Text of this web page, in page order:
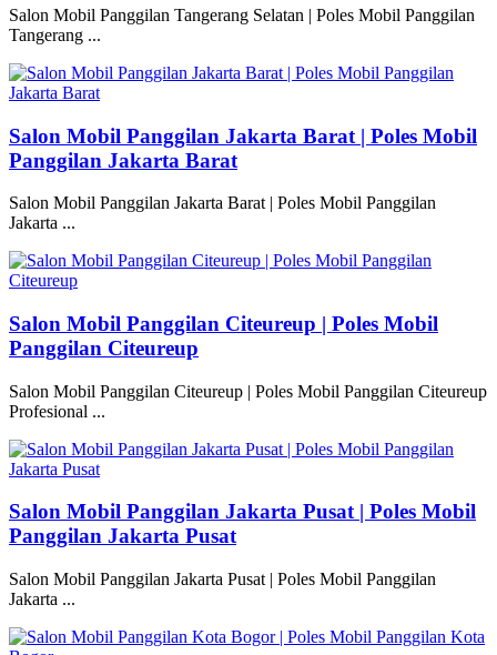
Salon Mobil Panggilan Tangerang Selatan | Poles Mobil Panggilan
Tangerang ...
Salon Mobil Panggilan Jakarta Barat | Poles Mobil
Panggilan Jakarta Barat
Salon Mobil Panggilan Jakarta Barat | Poles Mobil Panggilan
Jakarta ...
Salon Mobil Panggilan Citeureup | Poles Mobil
Panggilan Citeureup
Salon Mobil Panggilan Citeureup | Poles Mobil Panggilan Citeureup
Profesional ...
Salon Mobil Panggilan Jakarta Pusat | Poles Mobil
Panggilan Jakarta Pusat
Salon Mobil Panggilan Jakarta Pusat | Poles Mobil Panggilan
Jakarta ...